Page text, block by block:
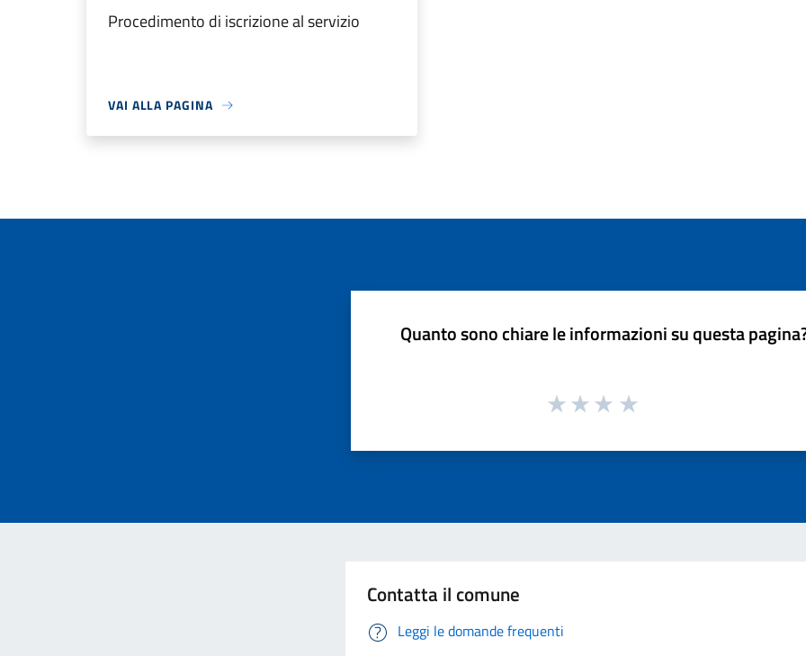
Procedimento di iscrizione al servizio
VAI ALLA PAGINA
Quanto sono chiare le informazioni su questa
Contatta il comune
Leggi le domande frequenti